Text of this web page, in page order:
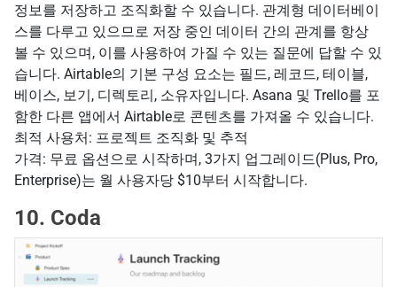
정보를 저장하고 조직화할 수 있습니다. 관계형 데이터베이
스를 다루고 있으므로 저장 중인 데이터 간의 관계를 항상
볼 수 있으며, 이를 사용하여 가질 수 있는 질문에 답할 수 있
습니다. Airtable의 기본 구성 요소는 필드, 레코드, 테이블,
베이스, 보기, 디렉토리, 소유자입니다. Asana 및 Trello를 포
함한 다른 앱에서 Airtable로 콘텐츠를 가져올 수 있습니다.
최적 사용처: 프로젝트 조직화 및 추적
가격: 무료 옵션으로 시작하며, 3가지 업그레이드(Plus, Pro,
Enterprise)는 월 사용자당 $10부터 시작합니다.
10. Coda